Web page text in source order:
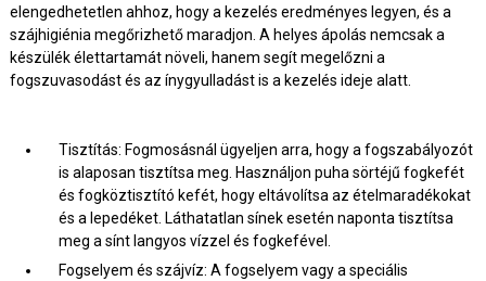
elengedhetetlen ahhoz, hogy a kezelés eredményes legyen, és a
szájhigiénia megőrizhető maradjon. A helyes ápolás nemcsak a
készülék élettartamát növeli, hanem segít megelőzni a
fogszuvasodást és az ínygyulladást is a kezelés ideje alatt.
Tisztítás: Fogmosásnál ügyeljen arra, hogy a fogszabályozót
is alaposan tisztítsa meg. Használjon puha sörtéjű fogkefét
és fogköztisztító kefét, hogy eltávolítsa az ételmaradékokat
és a lepedéket. Láthatatlan sínek esetén naponta tisztítsa
meg a sínt langyos vízzel és fogkefével.
Fogselyem és szájvíz: A fogselyem vagy a speciális